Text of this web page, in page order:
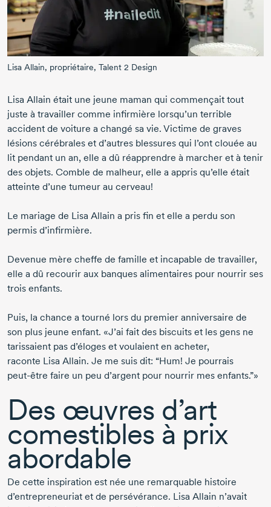
Lisa Allain, propriétaire, Talent 2 Design
Lisa Allain était une jeune maman qui commençait tout
juste à travailler comme infirmière lorsqu’un terrible
accident de voiture a changé sa vie. Victime de graves
lésions cérébrales et d’autres blessures qui l’ont clouée au
lit pendant un an, elle a dû réapprendre à marcher et à tenir
des objets. Comble de malheur, elle a appris qu’elle était
atteinte d’une tumeur au cerveau!
Le mariage de Lisa Allain a pris fin et elle a perdu son
permis d’infirmière.
Devenue mère cheffe de famille et incapable de travailler,
elle a dû recourir aux banques alimentaires pour nourrir ses
trois enfants.
Puis, la chance a tourné lors du premier anniversaire de
son plus jeune enfant. «J’ai fait des biscuits et les gens ne
tarissaient pas d’éloges et voulaient en acheter,
raconte Lisa Allain. Je me suis dit: “Hum! Je pourrais
peut-être faire un peu d’argent pour nourrir mes enfants.”»
Des œuvres d’art
comestibles à prix
abordable
De cette inspiration est née une remarquable histoire
d’entrepreneuriat et de persévérance. Lisa Allain n’avait